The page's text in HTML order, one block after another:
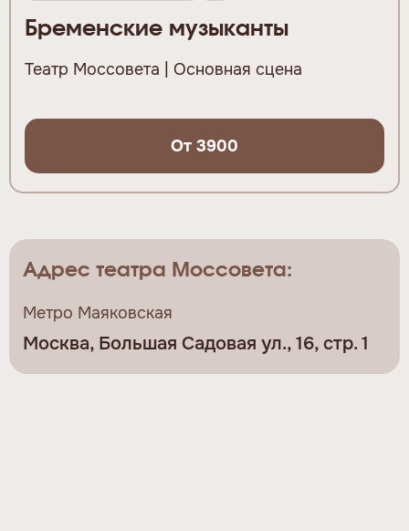
Бременские музыканты
Театр Моссовета | Основная сцена
От 3900
Адрес театра Моссовета:
Метро Маяковская
Москва, Большая Садовая ул., 16, стр. 1